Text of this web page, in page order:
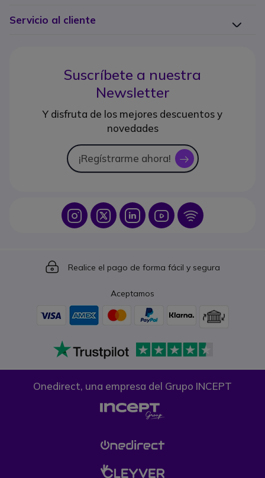
Servicio al cliente
Suscríbete a nuestra
Newsletter
Y disfruta de los mejores descuentos y
novedades
¡Regístrarme ahora! icon
Icon IconIcon Icon Icon
Icon
Realice el pago de forma fácil y segura
Aceptamos
Onedirect, una empresa del Grupo INCEPT